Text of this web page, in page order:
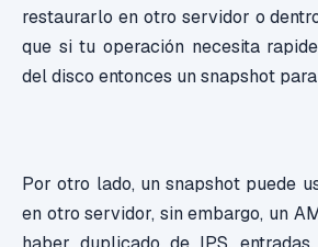
restaurarlo en otro servidor o
que si tu operación necesita
del disco entonces un snapshot
Por otro lado, un snapshot puede
en otro servidor, sin embargo, un